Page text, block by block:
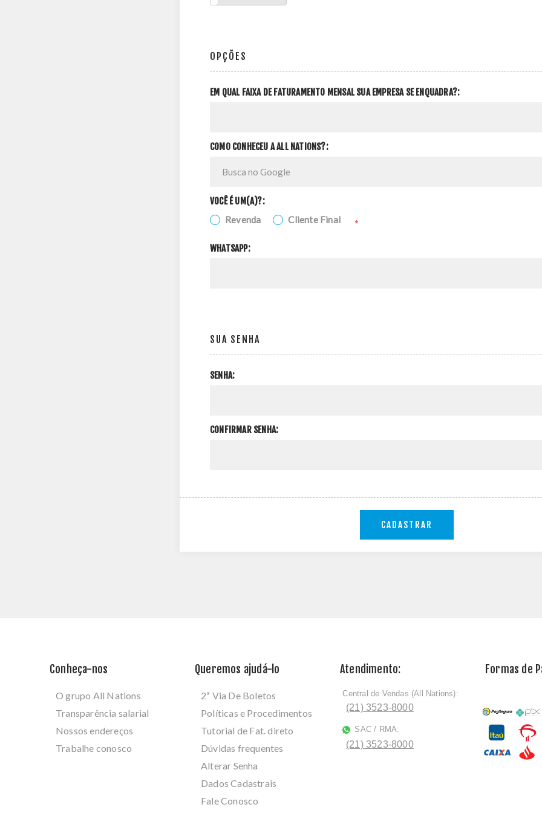
OPÇÕES
EM QUAL FAIXA DE FATURAMENTO MENSAL SUA EMPRESA SE ENQUADRA?:
COMO CONHECEU A ALL NATIONS?:
VOCÊ É UM(A)?:
Revenda Cliente Final *
WHATSAPP:
SUA SENHA
SENHA:
CONFIRMAR SENHA:
CADASTRAR
Conheça-nos
O grupo All Nations
Transparência salarial
Nossos endereços
Trabalhe conosco
Queremos ajudá-lo
2ª Via De Boletos
Políticas e Procedimentos
Tutorial de Fat. direto
Dúvidas frequentes
Alterar Senha
Dados Cadastrais
Fale Conosco
Atendimento:
ﾠCentral de Vendas (All Nations):
(21) 3523-8000
SAC / RMA:
(21) 3523-8000
Formas de